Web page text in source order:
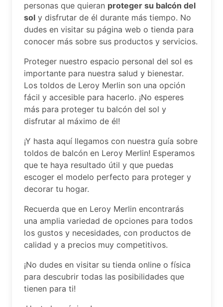
personas que quieran proteger su balcón del
sol y disfrutar de él durante más tiempo. No
dudes en visitar su página web o tienda para
conocer más sobre sus productos y servicios.
Proteger nuestro espacio personal del sol es
importante para nuestra salud y bienestar.
Los toldos de Leroy Merlin son una opción
fácil y accesible para hacerlo. ¡No esperes
más para proteger tu balcón del sol y
disfrutar al máximo de él!
¡Y hasta aquí llegamos con nuestra guía sobre
toldos de balcón en Leroy Merlin! Esperamos
que te haya resultado útil y que puedas
escoger el modelo perfecto para proteger y
decorar tu hogar.
Recuerda que en Leroy Merlin encontrarás
una amplia variedad de opciones para todos
los gustos y necesidades, con productos de
calidad y a precios muy competitivos.
¡No dudes en visitar su tienda online o física
para descubrir todas las posibilidades que
tienen para ti!